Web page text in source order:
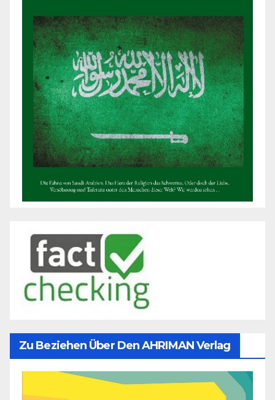
Zu Beziehen Über Den AHRIMAN Verlag